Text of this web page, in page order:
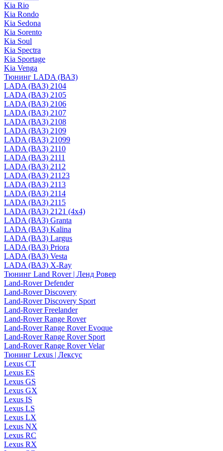
Kia Rio
Kia Rondo
Kia Sedona
Kia Sorento
Kia Soul
Kia Spectra
Kia Sportage
Kia Venga
Тюнинг LADA (ВАЗ)
LADA (ВАЗ) 2104
LADA (ВАЗ) 2105
LADA (ВАЗ) 2106
LADA (ВАЗ) 2107
LADA (ВАЗ) 2108
LADA (ВАЗ) 2109
LADA (ВАЗ) 21099
LADA (ВАЗ) 2110
LADA (ВАЗ) 2111
LADA (ВАЗ) 2112
LADA (ВАЗ) 21123
LADA (ВАЗ) 2113
LADA (ВАЗ) 2114
LADA (ВАЗ) 2115
LADA (ВАЗ) 2121 (4x4)
LADA (ВАЗ) Granta
LADA (ВАЗ) Kalina
LADA (ВАЗ) Largus
LADA (ВАЗ) Priora
LADA (ВАЗ) Vesta
LADA (ВАЗ) X-Ray
Тюнинг Land Rover | Ленд Ровер
Land-Rover Defender
Land-Rover Discovery
Land-Rover Discovery Sport
Land-Rover Freelander
Land-Rover Range Rover
Land-Rover Range Rover Evoque
Land-Rover Range Rover Sport
Land-Rover Range Rover Velar
Тюнинг Lexus | Лексус
Lexus CT
Lexus ES
Lexus GS
Lexus GX
Lexus IS
Lexus LS
Lexus LX
Lexus NX
Lexus RC
Lexus RX